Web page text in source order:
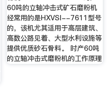
60吨的立轴冲击式矿石磨粉机
经常用的是HXVSI--7611型号
的，该机尤其适用于高层建筑、
高数公路见着、大型水利设施等
提供优质砂石骨料。 时产60吨
的立轴冲击式磨粉机的工作原理